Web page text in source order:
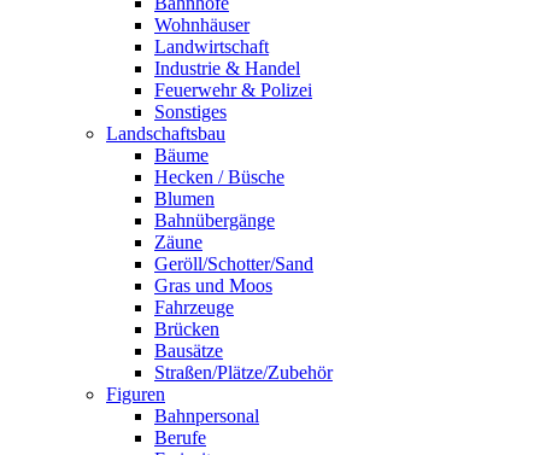
Wohnhäuser
Landwirtschaft
Industrie & Handel
Feuerwehr & Polizei
Sonstiges
Landschaftsbau
Bäume
Hecken / Büsche
Blumen
Bahnübergänge
Zäune
Geröll/Schotter/Sand
Gras und Moos
Fahrzeuge
Brücken
Bausätze
Straßen/Plätze/Zubehör
Figuren
Bahnpersonal
Berufe